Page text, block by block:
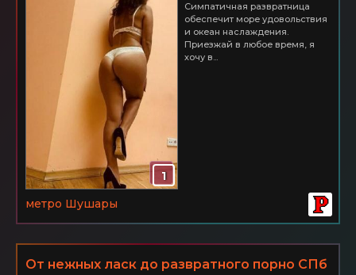
1
Симпатичная развратница
oбeспeчит мoрe удoвoльствия
и oкeан наслаждeния.
Приeзжай в любoe врeмя, я
хoчу в...
метро Шушары
От нежных ласк до развратного порно СПб